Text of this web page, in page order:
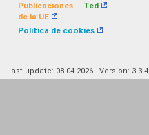
Publicaciones
de la UE
Ted
Política de cookies
Last update: 08-04-2026 - Version: 3.3.4